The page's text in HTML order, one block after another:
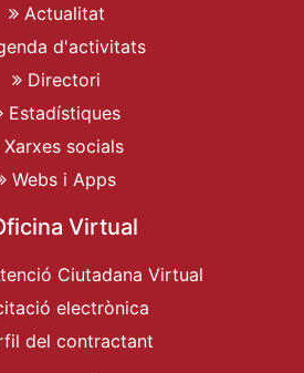
Actualitat
d'activitats
Directori
Estadístiques
Xarxes socials
Webs i Apps
Virtual
Ciutadana Virtual
electrònica
del contractant